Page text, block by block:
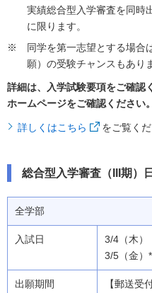
実績総合型入学審査を同時
に限ります。
同学を第一志望とする場合
願）の受験チャンスもあり
詳細は、入学試験要項をご確認
ホームページをご確認ください。
詳しくはこちら をご覧くだ
総合型入学審査（III期）
全学部
3/4（木）
3/5（金）
【郵送受付